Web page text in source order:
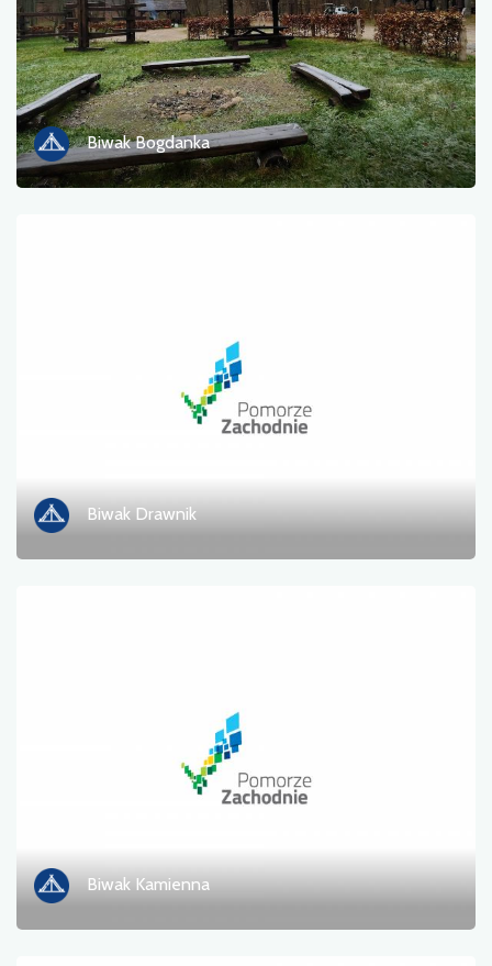
Biwak Bogdanka
Biwak Drawnik
Biwak Kamienna
Serwis rowerowy i stacja napraw
Sport i rekreacja
Woda
Zabytek